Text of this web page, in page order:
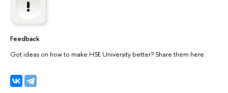
Feedback
Got ideas on how to make HSE University better? Share them here.